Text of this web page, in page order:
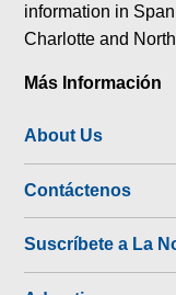
information in
Charlotte and
Más Información
About Us
Contáctenos
Suscríbete a La